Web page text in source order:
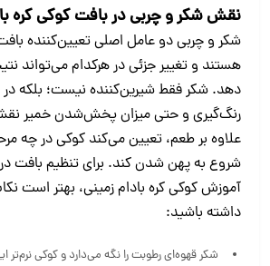
نقش شکر و چربی در بافت کوکی کره
شکر و چربی دو عامل اصلی تعیین‌کننده
هستند و تغییر جزئی در هرکدام می‌تواند
دهد. شکر فقط شیرین‌کننده نیست؛ بلکه
رنگ‌گیری و حتی میزان پخش‌شدن خمیر
علاوه بر طعم، تعیین می‌کند کوکی در چه
شروع به پهن شدن کند. برای تنظیم بافت
آموزش کوکی کره بادام زمینی، بهتر است
داشته باشید:
شکر قهوه‌ای رطوبت را نگه می‌دارد و کوکی نرم‌تر